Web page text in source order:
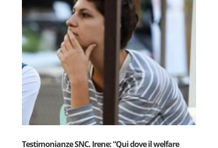
Testimonianze SNC. Irene: “Qui dove il welfare